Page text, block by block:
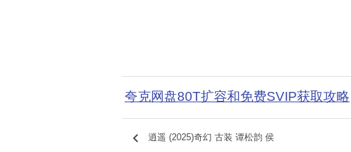
夸克网盘80T扩容和免费SVIP获取攻略
keyboard_arrow_left 逍遥 (2025)奇幻 古装 谭松韵 侯